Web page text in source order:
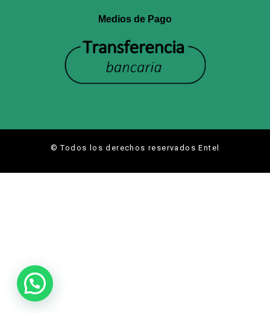
Medios de Pago
© Todos los derechos reservados Entel